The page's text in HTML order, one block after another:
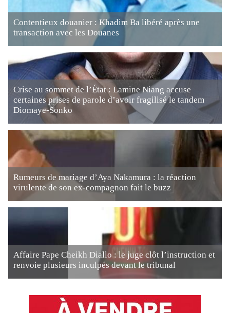
Contentieux douanier : Khadim Ba libéré après une
transaction avec les Douanes
Crise au sommet de l’État : Lamine Niang accuse
certaines prises de parole d’avoir fragilisé le tandem
Diomaye-Sonko
Rumeurs de mariage d’Aya Nakamura : la réaction
virulente de son ex-compagnon fait le buzz
Affaire Pape Cheikh Diallo : le juge clôt l’instruction et
renvoie plusieurs inculpés devant le tribunal